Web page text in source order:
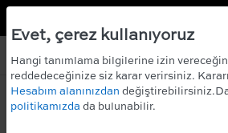
Evet, çerez kullanıyoruz
Hangi tanımlama bilgilerine izin
reddedeceğinize siz karar verirsiniz.
Hesabım alanınızdan
politikamızda da bulunabilir.